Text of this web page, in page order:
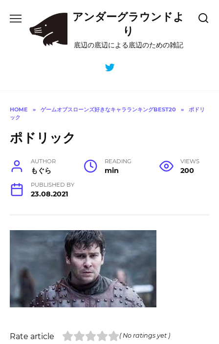
content
アンダーグラウンドよ
り
底辺の底辺による底辺のための雑記
HOME » ゲームオブスローンズ好きなキャラランキングBEST20 »
ポドリ
ック
ポドリック
AUTHOR
もぐら
READING
min
VIEWS
200
PUBLISHED BY
23.08.2021
Rate article ( No ratings yet )